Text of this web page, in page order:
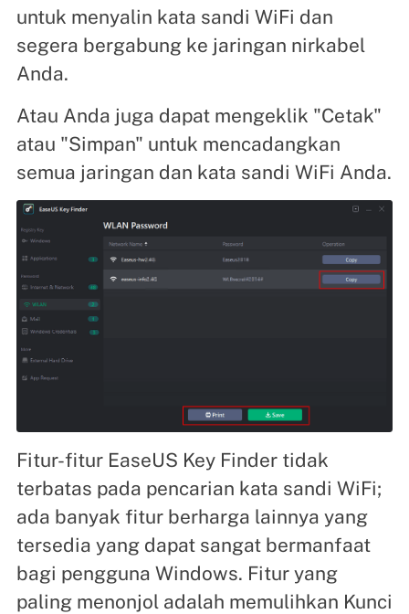
untuk menyalin kata sandi WiFi dan
segera bergabung ke jaringan nirkabel
Anda.
Atau Anda juga dapat mengeklik "Cetak"
atau "Simpan" untuk mencadangkan
semua jaringan dan kata sandi WiFi Anda.
Fitur-fitur EaseUS Key Finder tidak
terbatas pada pencarian kata sandi WiFi;
ada banyak fitur berharga lainnya yang
tersedia yang dapat sangat bermanfaat
bagi pengguna Windows. Fitur yang
paling menonjol adalah memulihkan Kunci